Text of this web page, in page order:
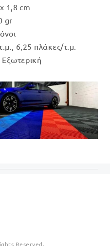
1,8 cm
gr
6,25 πλάκες/τ.μ.
Reserved.